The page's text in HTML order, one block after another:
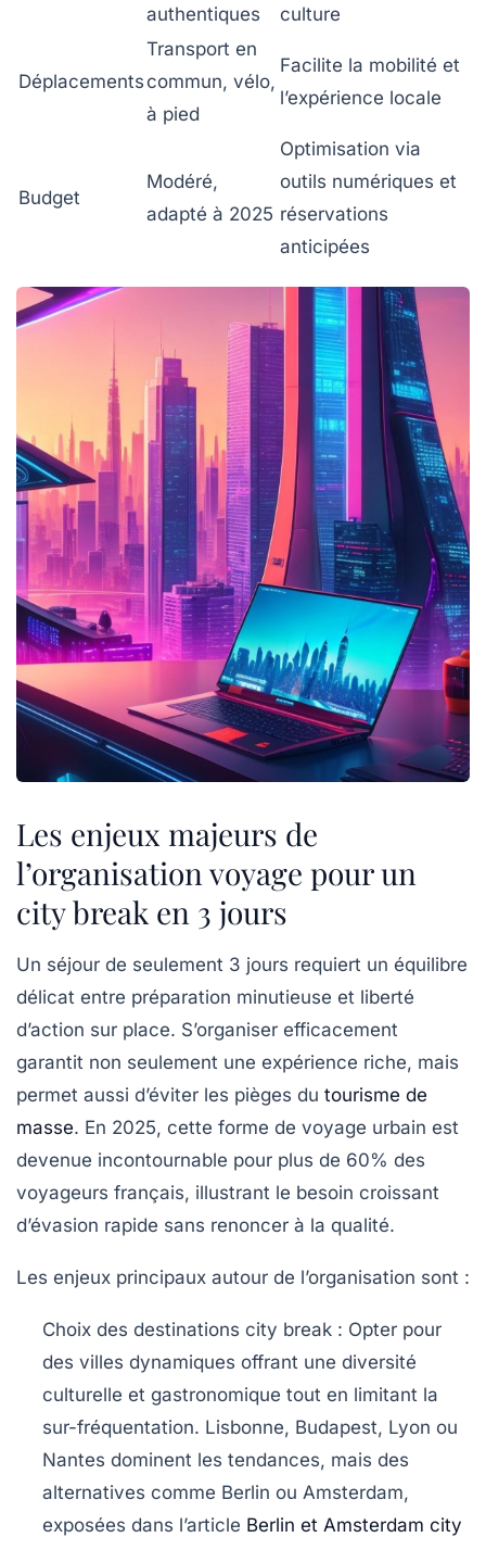
authentiques culture
Déplacements
Transport en
commun, vélo,
à pied
Facilite la mobilité et
l’expérience locale
Budget
Modéré,
adapté à 2025
Optimisation via
outils numériques et
réservations
anticipées
Les enjeux majeurs de
l’organisation voyage pour un
city break en 3 jours
Un séjour de seulement 3 jours requiert un équilibre
délicat entre préparation minutieuse et liberté
d’action sur place. S’organiser efficacement
garantit non seulement une expérience riche, mais
permet aussi d’éviter les pièges du tourisme de
masse. En 2025, cette forme de voyage urbain est
devenue incontournable pour plus de 60% des
voyageurs français, illustrant le besoin croissant
d’évasion rapide sans renoncer à la qualité.
Les enjeux principaux autour de l’organisation sont :
Choix des destinations city break : Opter pour
des villes dynamiques offrant une diversité
culturelle et gastronomique tout en limitant la
sur-fréquentation. Lisbonne, Budapest, Lyon ou
Nantes dominent les tendances, mais des
alternatives comme Berlin ou Amsterdam,
exposées dans l’article Berlin et Amsterdam city